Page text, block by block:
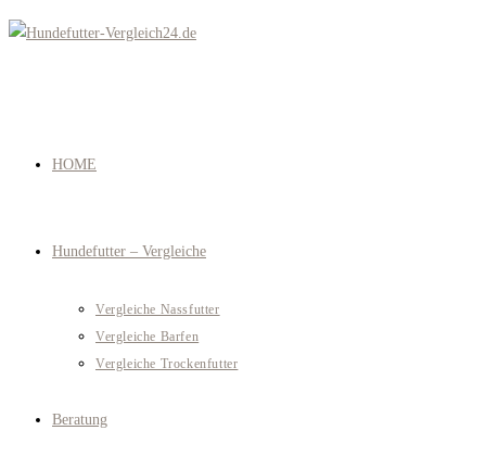
Zum
HOME
Hundefutter – Vergleiche
Vergleiche Nassfutter
Vergleiche Barfen
Vergleiche Trockenfutter
Beratung